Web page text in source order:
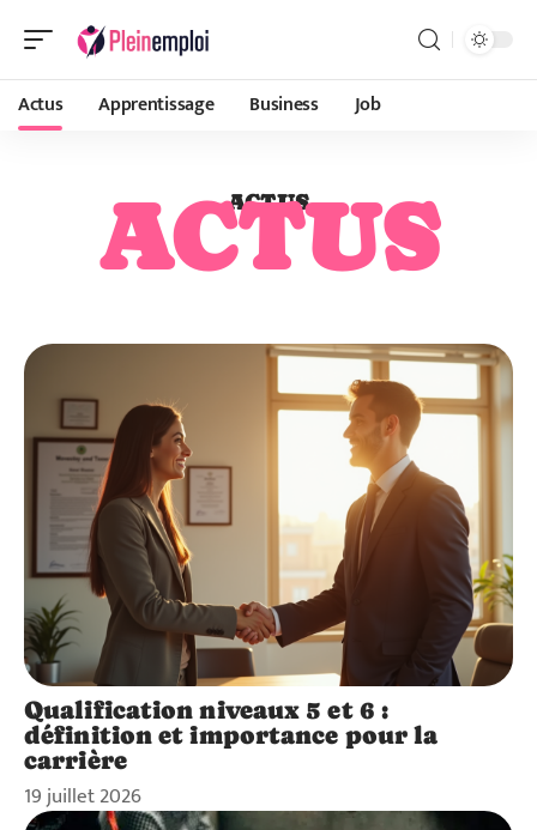
Actus Apprentissage Business Job
ACTUS
ACTUS
Qualification niveaux 5 et 6 :
définition et importance pour la
carrière
19 juillet 2026